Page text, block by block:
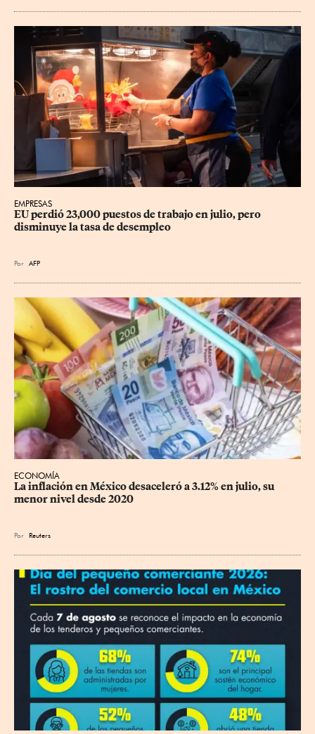
EMPRESAS
EU perdió 23,000 puestos de trabajo en julio, pero
disminuye la tasa de desempleo
Por AFP
ECONOMÍA
La inflación en México desaceleró a 3.12% en julio, su
menor nivel desde 2020
Por Reuters